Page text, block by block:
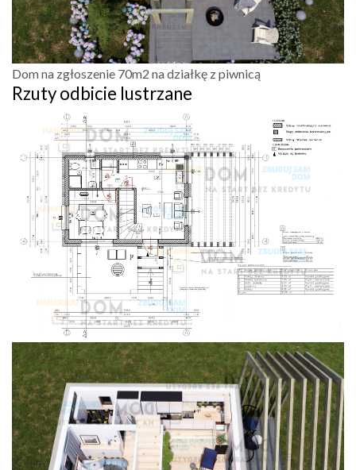
Dom na zgłoszenie 70m2 na działkę z piwnicą
Rzuty odbicie lustrzane